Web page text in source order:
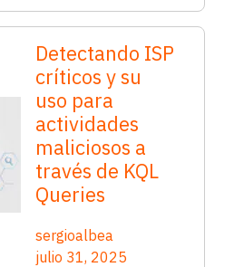
Detectando ISP
críticos y su
uso para
actividades
maliciosos a
través de KQL
Queries
sergioalbea
julio 31, 2025